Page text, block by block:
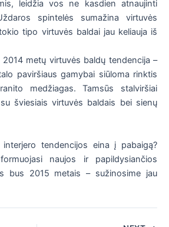
leidžia vos ne kasdien atnaujinti
spintelės sumažina virtuvės
tipo virtuvės baldai jau keliauja iš
metų virtuvės baldų tendencija –
paviršiaus gamybai siūloma rinktis
medžiagas. Tamsūs stalviršiai
šviesiais virtuvės baldais bei sienų
tendencijos eina į pabaigą?
naujos ir papildysiančios
bus 2015 metais – sužinosime jau